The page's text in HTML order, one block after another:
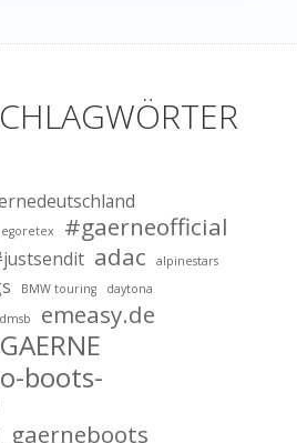
#gaerneofficial
adac alpinestars
BMW touring daytona
dmsb emeasy.de
GAERNE
boots-
gaerneboots